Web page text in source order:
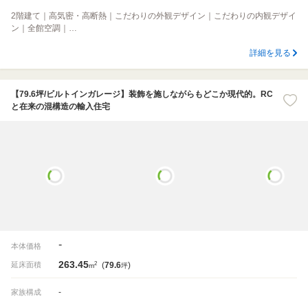
2階建て｜高気密・高断熱｜こだわりの外観デザイン｜こだわりの内観デザイ
ン｜全館空調｜…
詳細を見る
【79.6坪/ビルトインガレージ】装飾を施しながらもどこか現代的。RC
と在来の混構造の輸入住宅
本体価格 -
延床面積 263.45m2 (79.6坪)
家族構成 -